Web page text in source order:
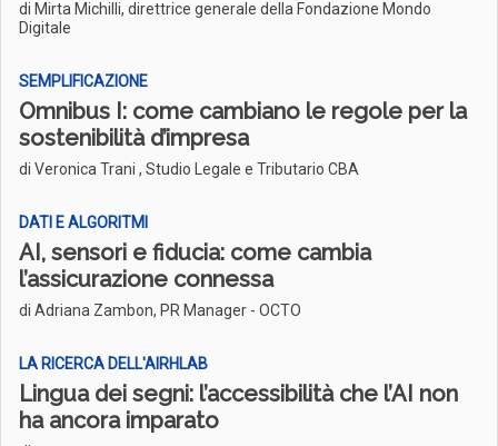
di Mirta Michilli, direttrice generale della Fondazione Mondo
Digitale
SEMPLIFICAZIONE
Omnibus I: come cambiano le regole per la
sostenibilità d’impresa
di Veronica Trani , Studio Legale e Tributario CBA
DATI E ALGORITMI
AI, sensori e fiducia: come cambia
l’assicurazione connessa
di Adriana Zambon, PR Manager - OCTO
LA RICERCA DELL'AIRHLAB
Lingua dei segni: l’accessibilità che l’AI non
ha ancora imparato